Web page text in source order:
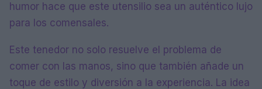
humor hace que este utensilio sea un auténtico lujo
para los comensales.
Este tenedor no solo resuelve el problema de
comer con las manos, sino que también añade un
toque de estilo y diversión a la experiencia. La idea